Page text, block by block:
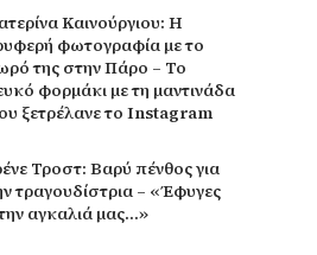
Καινούργιου: Η
φωτογραφία με το
της στην Πάρο – Το
φορμάκι με τη μαντινάδα
ξετρέλανε το Instagram
Τροστ: Βαρύ πένθος για
τραγουδίστρια – «Έφυγες
αγκαλιά μας…»